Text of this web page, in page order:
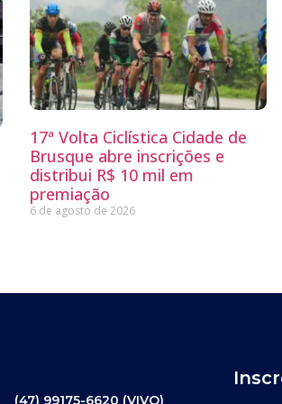
17ª Volta Ciclística Cidade de
Brusque abre inscrições e
distribui R$ 10 mil em
premiação
6 de agosto de 2026
(47) 99175-6620 (VIVO)